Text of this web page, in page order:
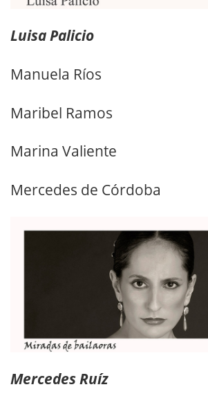
Luisa Palicio
Manuela Ríos
Maribel Ramos
Marina Valiente
Mercedes de Córdoba
Mercedes Ruíz